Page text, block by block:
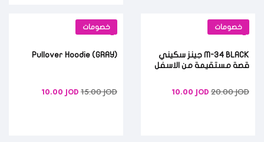
خصومات
M-34 BLACK جينز سكيني
قصة مستقيمة من الاسفل
20.00JOD
10.00 JOD
خصومات
(GRAY) Pullover Hoodie
15.00JOD
10.00 JOD